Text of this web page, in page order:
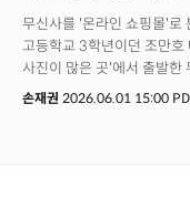
무신사를 '온라인 쇼핑몰'로
고등학교 3학년이던 조만
사진이 많은 곳'에서 출발
지금은 무신사·29CM·솔드
손재권 2026.06.01 15:00